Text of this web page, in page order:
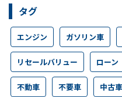
タグ
エンジン ガソリン車
リセールバリュー ローン
不動車 不要車 中古